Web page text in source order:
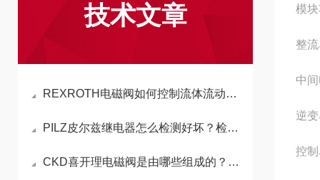
技术文章
REXROTH电磁阀如何控制流体流动的阀门？
PILZ皮尔兹继电器怎么检测好坏？检测方法一般都有哪些？
CKD喜开理电磁阀是由哪些组成的？其中是否包括线圈
模
整
中
逆
控